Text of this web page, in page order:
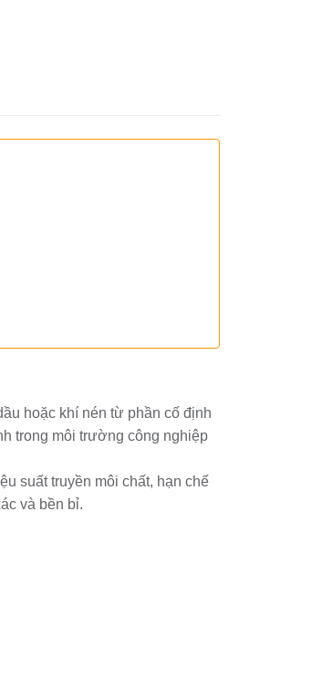
hoặc khí nén từ phần cố định
trong môi trường công nghiệp
suất truyền môi chất, hạn chế
và bền bỉ.